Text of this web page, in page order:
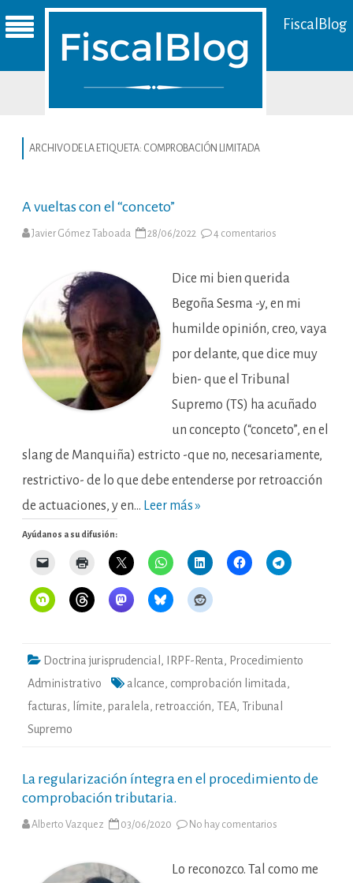
FiscalBlog
ARCHIVO DE LA ETIQUETA: COMPROBACIÓN LIMITADA
A vueltas con el “conceto”
Javier Gómez Taboada 28/06/2022 4 comentarios
el
Dice mi bien querida
Begoña Sesma -y, en mi
humilde opinión, creo, vaya
por delante, que dice muy
bien- que el Tribunal
Supremo (TS) ha acuñado
un concepto (“conceto”, en el
slang de Manquiña) estricto -que no, necesariamente,
restrictivo- de lo que debe entenderse por retroacción
de actuaciones, y en… Leer más »
Ayúdanos a su difusión:
Doctrina jurisprudencial , IRPF-Renta , Procedimiento
Administrativo
alcance, comprobación limitada ,
facturas, límite, paralela , retroacción, TEA, Tribunal
Supremo
La regularización íntegra en el procedimiento de
comprobación tributaria.
Alberto Vazquez 03/06/2020 No hay comentarios
en
Lo reconozco. Tal como me